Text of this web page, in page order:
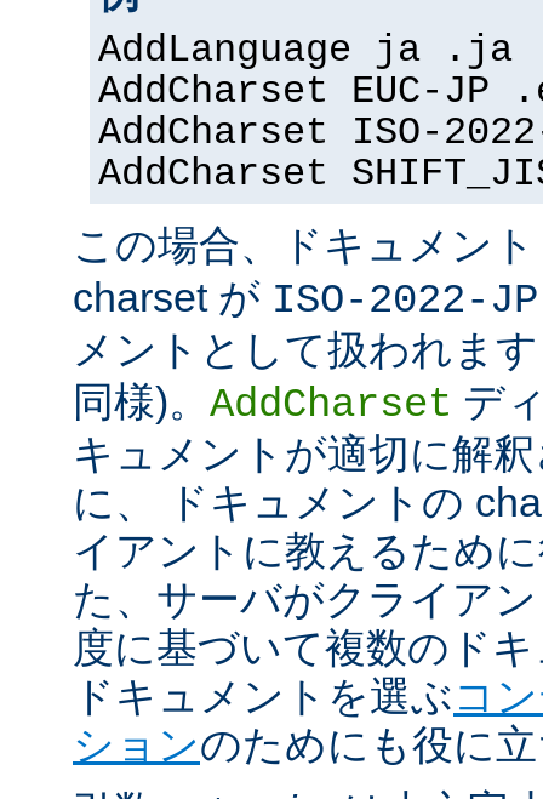
AddLanguage ja .ja
AddCharset EUC-JP
AddCharset ISO-
AddCharset
この場合、ドキュメン
charset が ISO-2022-JP
メントとして扱われま
同様)。 AddCharset デ
キュメントが適切に解
に、 ドキュメントの
イアントに教えるため
た、サーバがクライア
度に基づいて複数のド
ドキュメントを選ぶコ
ションのためにも役に